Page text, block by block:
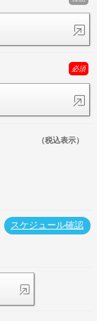
必須
（税込表示）
スケジュール確認